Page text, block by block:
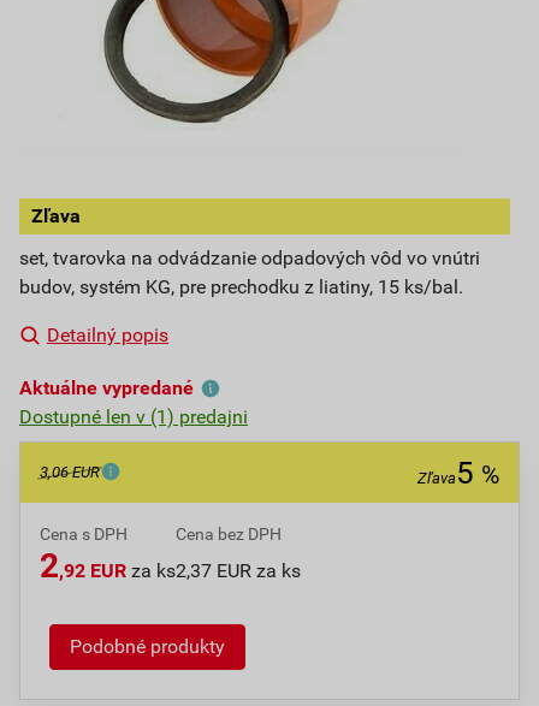
Zľava
set, tvarovka na odvádzanie odpadových vôd vo vnútri
budov, systém KG, pre prechodku z liatiny, 15 ks/bal.
Detailný popis
Aktuálne vypredané
Dostupné len v (1) predajni
3,06 EUR Zľava 5 %
Cena s DPH
2,92 EUR za ks
Cena bez DPH
2,37 EUR za ks
Podobné produkty